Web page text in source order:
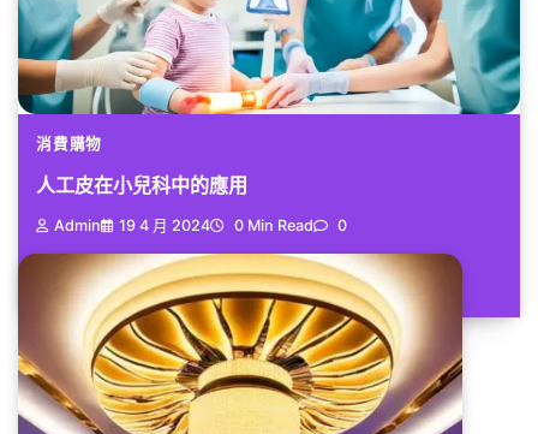
消費購物
人工皮在小兒科中的應用
Admin 19 4 月 2024 0 Min Read 0
在醫療科技飛速發展的今天，康威...